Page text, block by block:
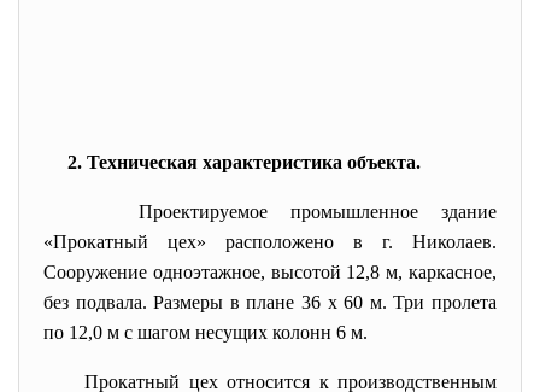
2. Техническая характеристика объекта.
Проектируемое промышленное здание
«Прокатный цех» расположено в г. Николаев.
Сооружение одноэтажное, высотой 12,8 м, каркасное,
без подвала. Размеры в плане 36 х 60 м. Три пролета
по 12,0 м с шагом несущих колонн 6 м.
Прокатный цех относится к производственным